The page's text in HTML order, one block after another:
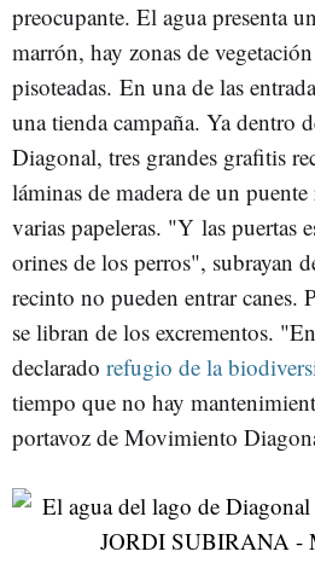
preocupante. El agua presenta
marrón, hay zonas de
pisoteadas. En una de las
una tienda campaña. Ya dentro
Diagonal, tres grandes grafitis
láminas de madera de un
varias papeleras. "Y las puertas
orines de los perros", subrayan
recinto no pueden entrar canes.
se libran de los excrementos.
declarado refugio de la
tiempo que no hay
portavoz de Movimiento